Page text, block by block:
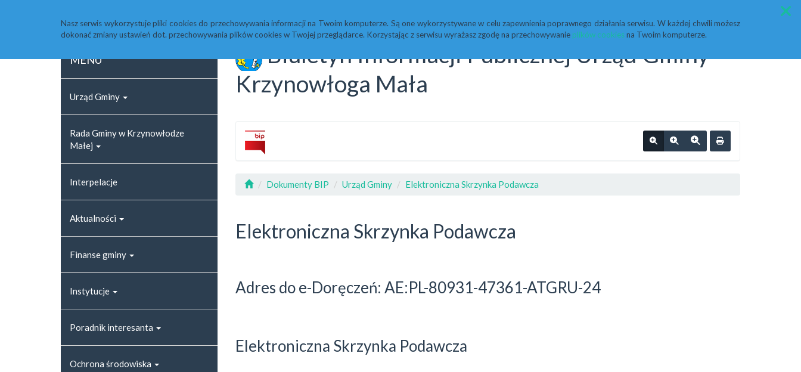
Nasz serwis wykorzystuje pliki cookies do przechowywania informacji na Twoim komputerze. Są one wykorzystywane w celu zapewnienia poprawnego działania serwisu. W każdej chwili możesz
dokonać zmiany ustawień dot. przechowywania plików cookies w Twojej przeglądarce. Korzystając z serwisu wyrażasz zgodę na przechowywanie plików cookiesna Twoim komputerze.
MENU
Urząd Gminy
Rada Gminy w Krzynowłodze
Małej
Interpelacje
Aktualności
Finanse gminy
Instytucje
Poradnik interesanta
Ochrona środowiska
Biuletyn Informacji Publicznej Urząd Gminy
Krzynowłoga Mała
Dokumenty BIP Urząd Gminy Elektroniczna Skrzynka Podawcza
Elektroniczna Skrzynka Podawcza
Adres do e-Doręczeń: AE:PL-80931-47361-ATGRU-24
Elektroniczna Skrzynka Podawcza